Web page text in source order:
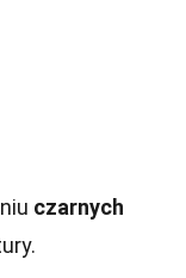
czarnych